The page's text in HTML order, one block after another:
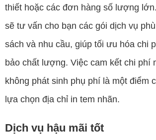
thiết hoặc các đơn hàng số lượng
sẽ tư vấn cho bạn các gói dịch vụ
sách và nhu cầu, giúp tối ưu hóa chi
bảo chất lượng. Việc cam kết chi phí
không phát sinh phụ phí là một điểm
lựa chọn địa chỉ in tem nhãn.
Dịch vụ hậu mãi tốt